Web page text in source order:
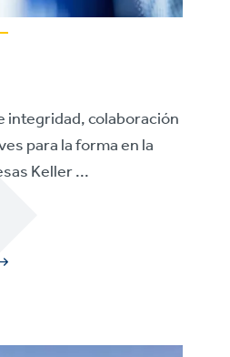
colaboración
para la forma en la
Keller ...